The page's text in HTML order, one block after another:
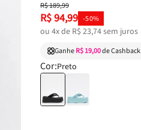
R$189,99
R$94,99 -50%
ou 4x de R$ 23,74sem juros
GanheR$ 19,00de Cashback
Cor:Preto